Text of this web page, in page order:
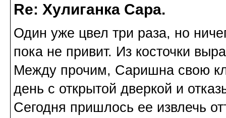
Re: Хулиганка Сара.
Один уже цвел три раза, но
пока не привит. Из косточки
Между прочим, Саришна свою
день с открытой дверкой и
Сегодня пришлось ее извлечь